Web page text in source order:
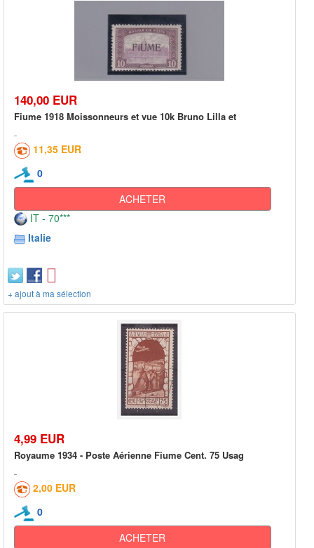
140,00 EUR
Fiume 1918 Moissonneurs et vue 10k Bruno Lilla et
11,35 EUR
0
ACHETER
IT - 70***
Italie
+ ajout à ma sélection
4,99 EUR
Royaume 1934 - Poste Aérienne Fiume Cent. 75 Usag
2,00 EUR
0
ACHETER